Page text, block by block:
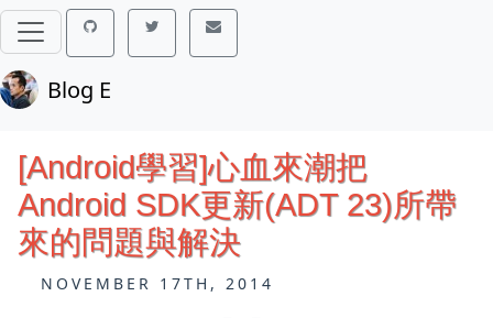
Blog E
[Android學習]心血來潮把
Android SDK更新(ADT 23)所帶
來的問題與解決
NOVEMBER 17TH, 2014